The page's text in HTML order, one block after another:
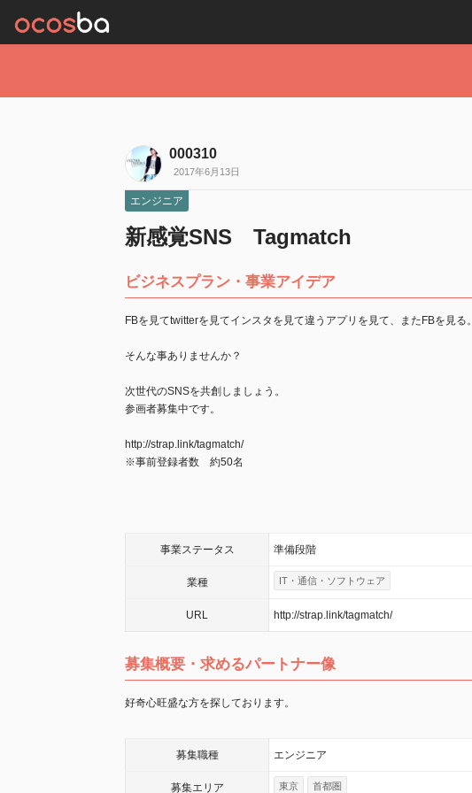
000310
2017年6月13日
エンジニア
新感覚SNS Tagmatch
ビジネスプラン・事業アイデア
FBを見てtwitterを見てインスタを見て違うアプリを見て、またFBを見る。
そんな事ありませんか？
次世代のSNSを共創しましょう。
参画者募集中です。
http://strap.link/tagmatch/
※事前登録者数 約50名
事業ステータス 準備段階
業種 IT・通信・ソフトウェア
URL http://strap.link/tagmatch/
募集概要・求めるパートナー像
好奇心旺盛な方を探しております。
募集職種 エンジニア
募集エリア 東京 首都圏